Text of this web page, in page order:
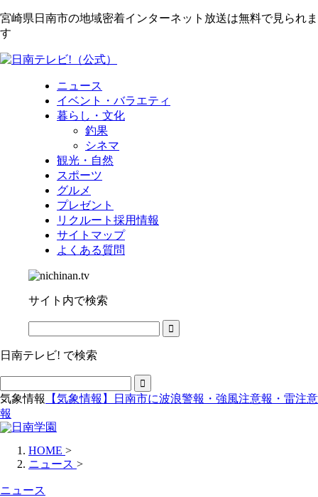
宮崎県日南市の地域密着インターネット放送は無料で見られま
す
ニュース
イベント・バラエティ
暮らし・文化
釣果
シネマ
観光・自然
スポーツ
グルメ
プレゼント
リクルート採用情報
サイトマップ
よくある質問
サイト内で検索
日南テレビ! で検索
気象情報
【気象情報】日南市に波浪警報・強風注意報・雷注意
報
HOME >
ニュース >
ニュース